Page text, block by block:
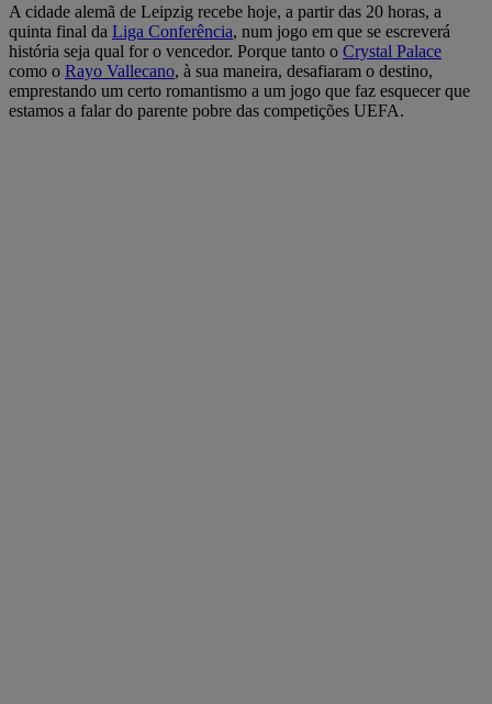
A cidade alemã de Leipzig recebe hoje, a partir das 20 horas, a
quinta final da Liga Conferência, num jogo em que se escreverá
história seja qual for o vencedor. Porque tanto o Crystal Palace
como o Rayo Vallecano, à sua maneira, desafiaram o destino,
emprestando um certo romantismo a um jogo que faz esquecer que
estamos a falar do parente pobre das competições UEFA.